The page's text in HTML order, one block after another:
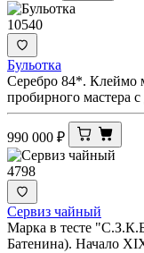
10540
Бульотка
Серебро 84*. Клеймо
пробирного мастера
990 000 ₽
4798
Сервиз чайный
Марка в тесте
Батенина). Начало